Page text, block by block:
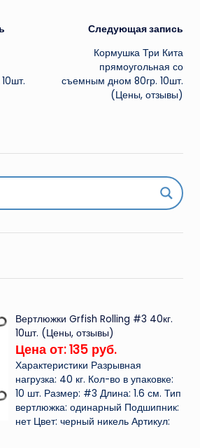
Следующая запись
Кормушка Три Кита
прямоугольная со
съемным дном 80гр. 10шт.
(Цены, отзывы)
Вертлюжки Grfish Rolling #3 40кг.
10шт. (Цены, отзывы)
Цена от: 135 руб.
Характеристики Разрывная
нагрузка: 40 кг. Кол-во в упаковке:
10 шт. Размер: #3 Длина: 1.6 см. Тип
вертлюжка: одинарный Подшипник:
нет Цвет: черный никель Артикул: